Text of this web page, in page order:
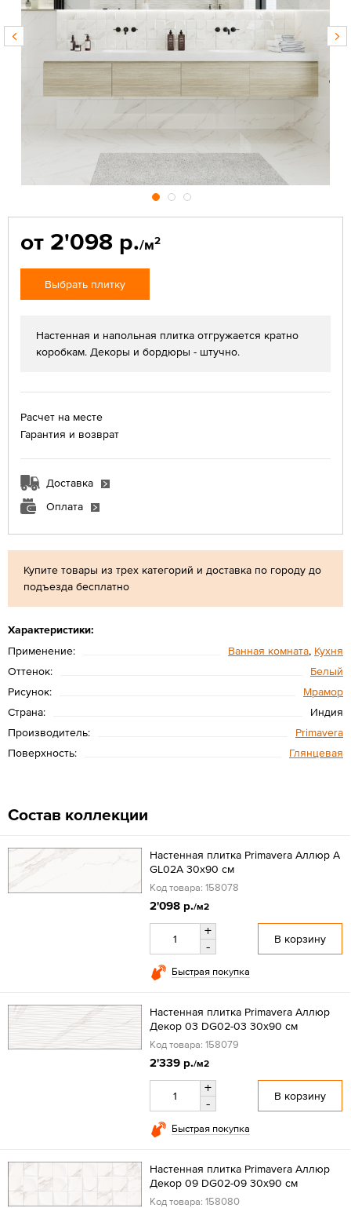
Купите товары из трех категорий и доставка по городу до
подъезда бесплатно
Характеристики:
Применение:
Ванная комната, Кухня
Оттенок:
Белый
Рисунок:
Мрамор
Страна:
Индия
Производитель:
Primavera
Поверхность:
Глянцевая
от 2'098 р./м2
Выбрать плитку
Настенная и напольная плитка отгружается кратно
коробкам. Декоры и бордюры - штучно.
Расчет на месте
Гарантия и возврат
Доставка
Оплата
Состав коллекции
Настенная плитка Primavera Аллюр A
GL02A 30x90 см
Код товара: 158078
2'098 р./м2
+
-
В корзину
Быстрая покупка
Настенная плитка Primavera Аллюр
Декор 03 DG02-03 30x90 см
Код товара: 158079
2'339 р./м2
+
-
В корзину
Быстрая покупка
Настенная плитка Primavera Аллюр
Декор 09 DG02-09 30x90 см
Код товара: 158080